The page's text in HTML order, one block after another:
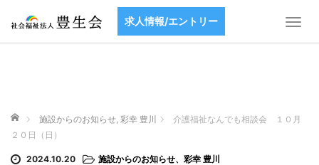
T
o
n
求人情報/エントリー
ホーム 施設からのお知らせ, 彩幸 豊川
介護福祉なんでも相談会 １０月
２０日（日）
2024.10.20 施設からのお知らせ、 彩幸 豊川